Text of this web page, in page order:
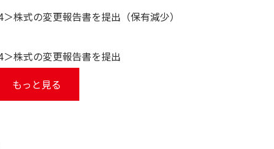
株式の変更報告書を提出（保有減少）
株式の変更報告書を提出
もっと見る